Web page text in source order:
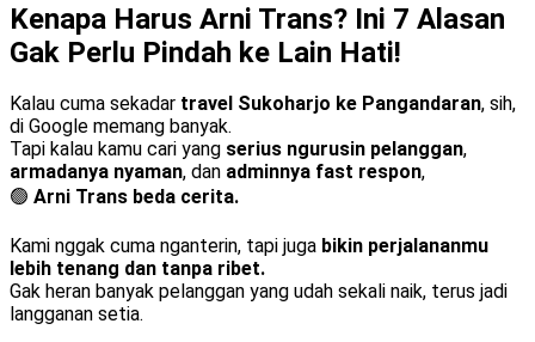
Kenapa Harus Arni Trans? Ini 7 Alasan
Gak Perlu Pindah ke Lain Hati!
Kalau cuma sekadar travel Sukoharjo ke Pangandaran, sih,
di Google memang banyak.
Tapi kalau kamu cari yang serius ngurusin pelanggan,
armadanya nyaman, dan adminnya fast respon,
🟢 Arni Trans beda cerita.
Kami nggak cuma nganterin, tapi juga bikin perjalananmu
lebih tenang dan tanpa ribet.
Gak heran banyak pelanggan yang udah sekali naik, terus jadi
langganan setia.